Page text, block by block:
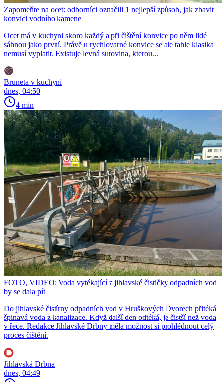
Zapomeňte na ocet: odborníci označili 1 nejlepší způsob, jak zbavit
konvici vodního kamene
Ocet má v kuchyni skoro každý a při čištění konvice po něm lidé
sáhnou jako první. Právě u rychlovarné konvice se ale tahle klasika
nemusí vyplatit. Existuje levná surovina, kterou...
Bruneta v kuchyni
dnes, 04:50
4 min
FOTO, VIDEO: Voda vytékající z jihlavské čističky odpadních vod
by se dala pít
Do jihlavské čistírny odpadních vod v Hruškových Dvorech přitéká
špinavá voda z kanalizace. Když další den odtéká, je čistší než voda
v řece. Redakce Jihlavské Drbny měla možnost si prohlédnout celý
proces čištění.
Jihlavská Drbna
dnes, 04:49